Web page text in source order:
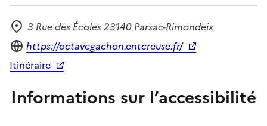
Adresse
3 Rue des Écoles 23140 Parsac-Rimondeix
Site internet
https://octavegachon.entcreuse.fr/
Itinéraire
Informations sur l’accessibilité